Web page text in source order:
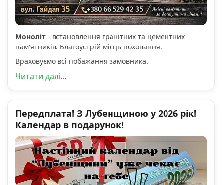
Моноліт - встановлення гранітних та цементних
пам'ятників. Благоустрій місць поховання.
Враховуємо всі побажання замовника.
Читати далі...
Передплата! З Лубенщиною у 2026 рік!
Календар в подарунок!